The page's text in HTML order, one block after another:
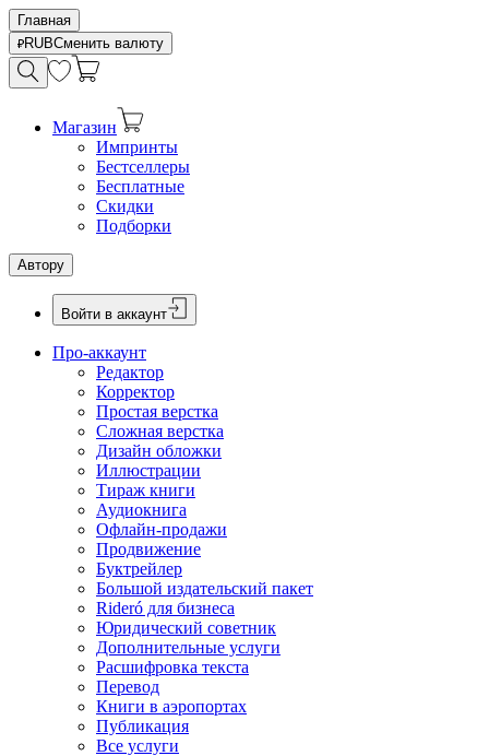
Главная
RUBСменить валюту
Магазин
Импринты
Бестселлеры
Бесплатные
Скидки
Подборки
Автору
Войти в аккаунт
Про-аккаунт
Редактор
Корректор
Простая верстка
Сложная верстка
Дизайн обложки
Иллюстрации
Тираж книги
Аудиокнига
Офлайн-продажи
Продвижение
Буктрейлер
Большой издательский пакет
Rideró для бизнеса
Юридический советник
Дополнительные услуги
Расшифровка текста
Перевод
Книги в аэропортах
Публикация
Все услуги